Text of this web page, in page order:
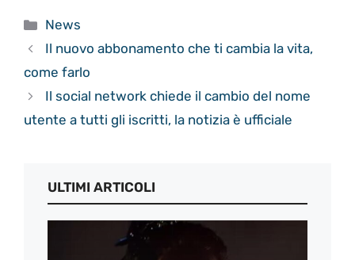
Categorie
News
Il nuovo abbonamento che ti cambia la vita,
come farlo
Il social network chiede il cambio del nome
utente a tutti gli iscritti, la notizia è ufficiale
ULTIMI ARTICOLI